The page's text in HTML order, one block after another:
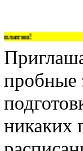
пробные
никаких